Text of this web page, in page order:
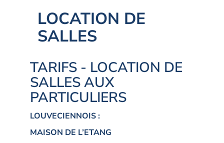
LOCATION DE
SALLES
TARIFS - LOCATION DE
SALLES AUX
PARTICULIERS
LOUVECIENNOIS :
MAISON DE L’ETANG